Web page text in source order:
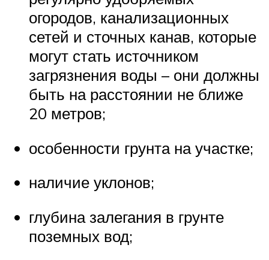
огородов, канализационных
сетей и сточных канав, которые
могут стать источником
загрязнения воды – они должны
быть на расстоянии не ближе
20 метров;
особенности грунта на участке;
наличие уклонов;
глубина залегания в грунте
поземных вод;